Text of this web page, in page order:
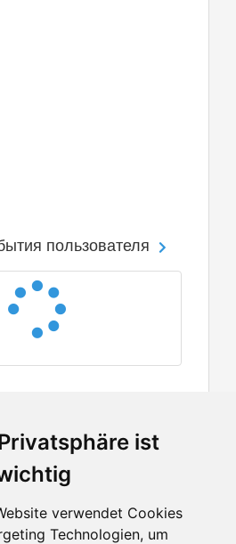
ist
verwendet Cookies
Technologien, um
пользователя